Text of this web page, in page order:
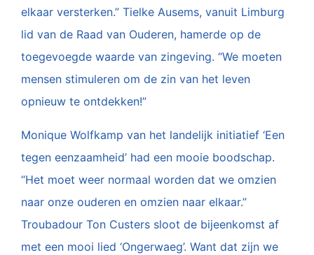
elkaar versterken.” Tielke Ausems, vanuit Limburg
lid van de Raad van Ouderen, hamerde op de
toegevoegde waarde van zingeving. “We moeten
mensen stimuleren om de zin van het leven
opnieuw te ontdekken!”
Monique Wolfkamp van het landelijk initiatief ‘Een
tegen eenzaamheid’ had een mooie boodschap.
“Het moet weer normaal worden dat we omzien
naar onze ouderen en omzien naar elkaar.”
Troubadour Ton Custers sloot de bijeenkomst af
met een mooi lied ‘Ongerwaeg’. Want dat zijn we